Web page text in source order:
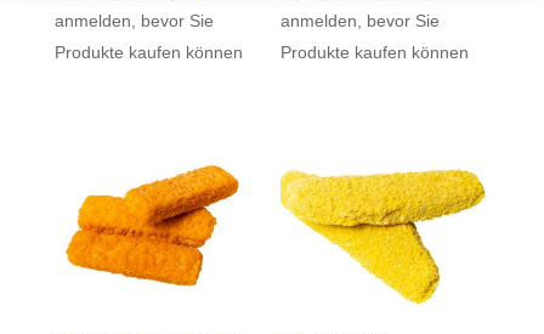
anmelden, bevor Sie
Produkte kaufen können
anmelden, bevor Sie
Produkte kaufen können